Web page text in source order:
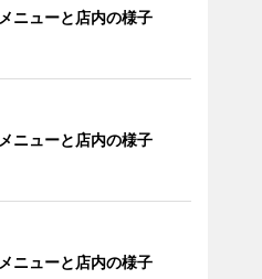
メニューと店内の様子
メニューと店内の様子
メニューと店内の様子